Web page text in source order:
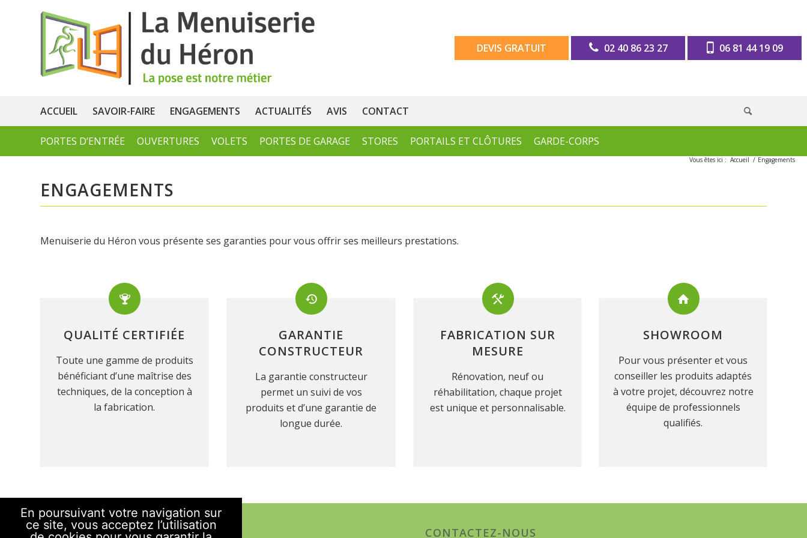
DEVIS GRATUIT 02 40 86 23 27 06 81 44 19 09
ACCUEIL SAVOIR-FAIRE ENGAGEMENTS ACTUALITÉS AVIS CONTACT
PORTES D’ENTRÉE OUVERTURES VOLETS PORTES DE GARAGE STORES PORTAILS ET CLÔTURES GARDE-CORPS
ENGAGEMENTS
Vous êtes ici : Accueil / Engagements
Menuiserie du Héron vous présente ses garanties pour vous offrir ses meilleurs prestations.
QUALITÉ CERTIFIÉE
Toute une gamme de produits
bénéficiant d’une maîtrise des
techniques, de la conception à
la fabrication.
GARANTIE
CONSTRUCTEUR
La garantie constructeur
permet un suivi de vos
produits et d’une garantie de
longue durée.
FABRICATION SUR
MESURE
Rénovation, neuf ou
réhabilitation, chaque projet
est unique et personnalisable.
SHOWROOM
Pour vous présenter et vous
conseiller les produits adaptés
à votre projet, découvrez notre
équipe de professionnels
qualifiés.
PLAN DU SITE CONTACTEZ-NOUS
En poursuivant votre navigation sur
ce site, vous acceptez l’utilisation